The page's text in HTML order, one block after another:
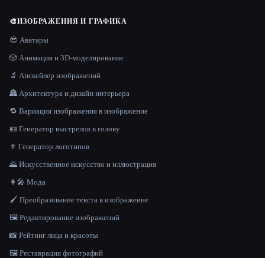
🎨ИЗОБРАЖЕНИЯ И ГРАФИКА
😎 Аватары
🎲 Анимация и 3D-моделирование
🔬 Апскейлер изображений
🏯 Архитектура и дизайн интерьера
🔁 Вариация изображения в изображение
🪪 Генератор выстрелов в голову
⚜️ Генератор логотипов
🌄 Искусственное искусство и иллюстрация
👩‍🎤 Мода
🖌️ Преобразование текста в изображение
🖼️ Редактирование изображений
📸 Рейтинг лица и красоты
🖼️ Реставрация фотографий